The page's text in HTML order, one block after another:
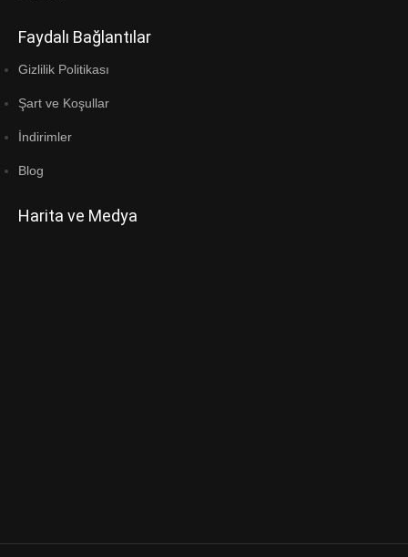
Faydalı Bağlantılar
Gizlilik Politikası
Şart ve Koşullar
İndirimler
Blog
Harita ve Medya